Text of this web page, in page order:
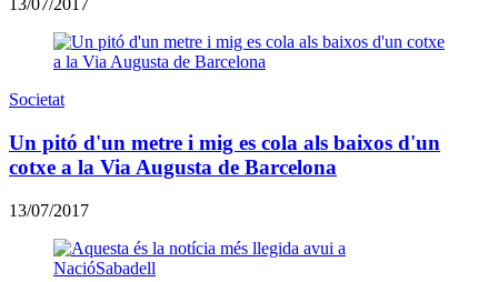
13/07/2017
Societat
Un pitó d'un metre i mig es cola als baixos d'un
cotxe a la Via Augusta de Barcelona
13/07/2017